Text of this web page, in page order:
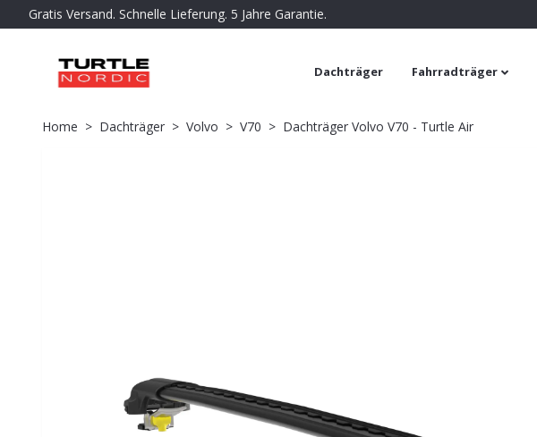
Gratis Versand. Schnelle Lieferung. 5 Jahre Garantie.
Dachträger Fahrradträger
Home Dachträger Volvo V70 Dachträger Volvo V70 - Turtle Air